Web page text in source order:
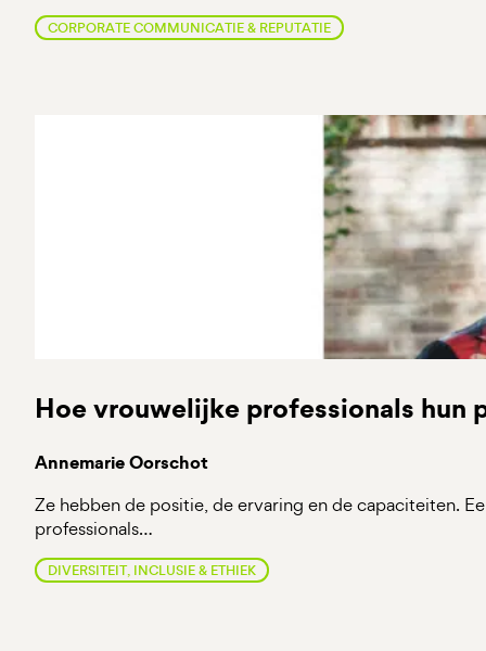
CORPORATE COMMUNICATIE & REPUTATIE
Hoe vrouwelijke professionals hun
Annemarie Oorschot
Ze hebben de positie, de ervaring en de capaciteiten.
professionals…
DIVERSITEIT, INCLUSIE & ETHIEK